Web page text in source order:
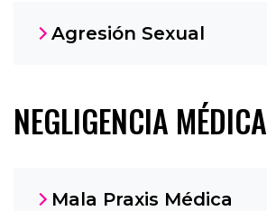
Agresión Sexual
NEGLIGENCIA MÉDICA
Mala Praxis Médica